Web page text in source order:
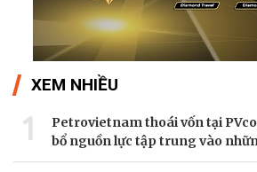
XEM NHIỀU
1
Petrovietnam thoái vốn tại
bổ nguồn lực tập trung vào